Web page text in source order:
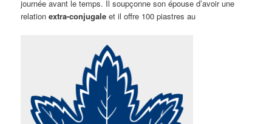
journée avant le temps. Il soupçonne son épouse d’avoir une
relationextra-conjugale et il offre 100 piastres au